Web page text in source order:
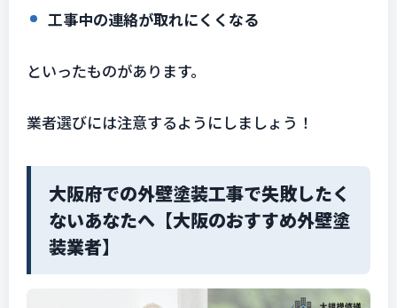
工事中の連絡が取れにくくなる
といったものがあります。
業者選びには注意するようにしましょう！
大阪府での外壁塗装工事で失敗したく
ないあなたへ【大阪のおすすめ外壁塗
装業者】